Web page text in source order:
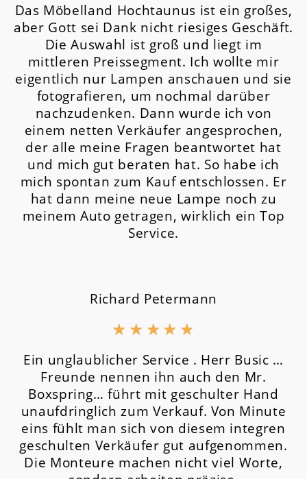
Das Möbelland Hochtaunus ist ein großes,
aber Gott sei Dank nicht riesiges Geschäft.
Die Auswahl ist groß und liegt im
mittleren Preissegment. Ich wollte mir
eigentlich nur Lampen anschauen und sie
fotografieren, um nochmal darüber
nachzudenken. Dann wurde ich von
einem netten Verkäufer angesprochen,
der alle meine Fragen beantwortet hat
und mich gut beraten hat. So habe ich
mich spontan zum Kauf entschlossen. Er
hat dann meine neue Lampe noch zu
meinem Auto getragen, wirklich ein Top
Service.
Richard Petermann
★ ★ ★ ★ ★
Ein unglaublicher Service . Herr Busic …
Freunde nennen ihn auch den Mr.
Boxspring… führt mit geschulter Hand
unaufdringlich zum Verkauf. Von Minute
eins fühlt man sich von diesem integren
geschulten Verkäufer gut aufgenommen.
Die Monteure machen nicht viel Worte,